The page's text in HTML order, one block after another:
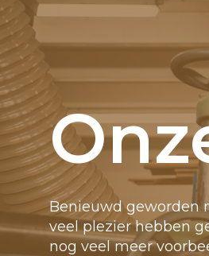
Benieuwd geworden
veel plezier hebben
nog veel meer